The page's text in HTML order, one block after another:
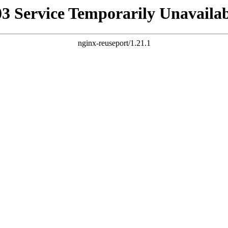
Service Temporarily
nginx-reuseport/1.21.1